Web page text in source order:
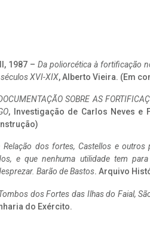
1987 – Da poliorcética à fortificação
XVI-XIX, Alberto Vieira. (Em
SOBRE AS
, Investigação de Carlos Neves e
Relação dos fortes, Castellos e
e que nenhuma utilidade tem
Barão de Bastos. Arquivo
dos Fortes das Ilhas do Faial,
do Exército.